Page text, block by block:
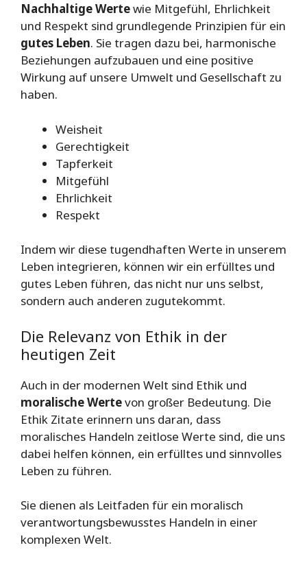
Nachhaltige Wertewie Mitgefühl, Ehrlichkeit
und Respekt sind grundlegende Prinzipien für ein
gutes Leben. Sie tragen dazu bei, harmonische
Beziehungen aufzubauen und eine positive
Wirkung auf unsere Umwelt und Gesellschaft zu
haben.
Weisheit
Gerechtigkeit
Tapferkeit
Mitgefühl
Ehrlichkeit
Respekt
Indem wir diese tugendhaften Werte in unserem
Leben integrieren, können wir ein erfülltes und
gutes Leben führen, das nicht nur uns selbst,
sondern auch anderen zugutekommt.
Die Relevanz von Ethik in der
heutigen Zeit
Auch in der modernen Welt sind Ethik und
moralische Wertevon großer Bedeutung. Die
Ethik Zitate erinnern uns daran, dass
moralisches Handeln zeitlose Werte sind, die uns
dabei helfen können, ein erfülltes und sinnvolles
Leben zu führen.
Sie dienen als Leitfaden für ein moralisch
verantwortungsbewusstes Handeln in einer
komplexen Welt.